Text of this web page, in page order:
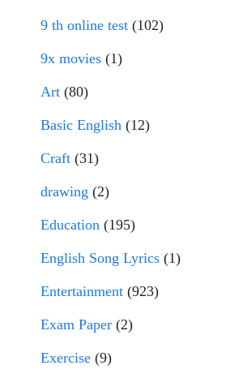
9 th online test (102)
9x movies (1)
Art (80)
Basic English (12)
Craft (31)
drawing (2)
Education (195)
English Song Lyrics (1)
Entertainment (923)
Exam Paper (2)
Exercise (9)